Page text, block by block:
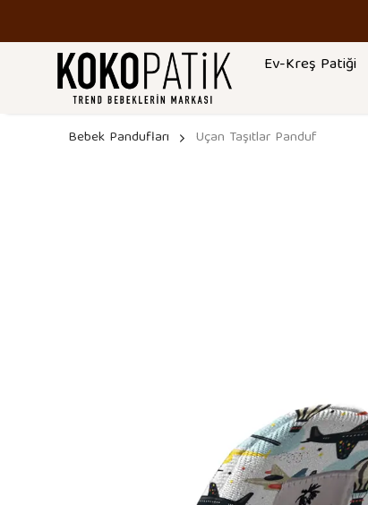
Ev-Kreş Patiği
Bebek Pandufları Uçan Taşıtlar Panduf